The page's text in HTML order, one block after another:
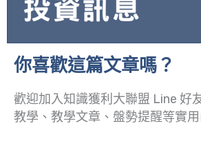
你喜歡這篇文章嗎？
歡迎加入知識獲利大聯盟 Line 好
教學、教學文章、盤勢提醒等實用